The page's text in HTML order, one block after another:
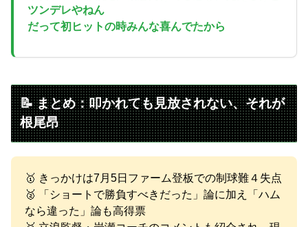
ツンデレやねん
だって初ヒットの時みんな喜んでたから
📝 まとめ：叩かれても見放されない、それが
根尾昂
🥇 きっかけは7月5日ファーム登板での制球難４失点
🥈 「ショートで勝負すべきだった」論に加え「ハム
なら違った」論も高得票